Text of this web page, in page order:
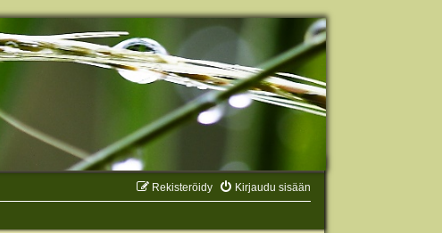
Kirjaudu sisään
Rekisteröidy